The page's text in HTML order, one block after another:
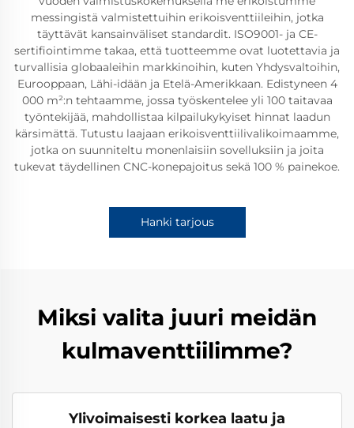
messingistä valmistettuihin erikoisventtiileihin, jotka
täyttävät kansainväliset standardit. ISO9001- ja CE-
sertifiointimme takaa, että tuotteemme ovat luotettavia ja
turvallisia globaaleihin markkinoihin, kuten Yhdysvaltoihin,
Eurooppaan, Lähi-idään ja Etelä-Amerikkaan. Edistyneen 4
000 m²:n tehtaamme, jossa työskentelee yli 100 taitavaa
työntekijää, mahdollistaa kilpailukykyiset hinnat laadun
kärsimättä. Tutustu laajaan erikoisventtiilivalikoimaamme,
jotka on suunniteltu monenlaisiin sovelluksiin ja joita
tukevat täydellinen CNC-konepajoitus sekä 100 % painekoe.
Hanki tarjous
Miksi valita juuri meidän
kulmaventtiilimme?
Ylivoimaisesti korkea laatu ja